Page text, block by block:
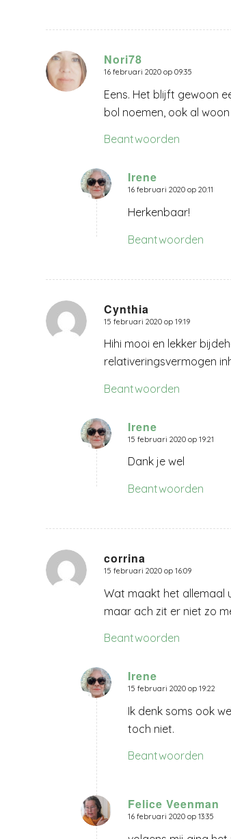
Nori78
zegt:
16 februari 2020 op 09:35
Eens. Het blijft gewoon
bol noemen, ook al
Beantwoorden
Irene
zegt:
16 februari 2020 op 20:11
Herkenbaar!
Beantwoorden
Cynthia
zegt:
15 februari 2020 op 19:19
Hihi mooi en lekker
relativeringsvermogen
Beantwoorden
Irene
zegt:
15 februari 2020 op 19:21
Dank je wel
Beantwoorden
corrina
zegt:
15 februari 2020 op 16:09
Wat maakt het allemaal
maar ach zit er niet zo
Beantwoorden
Irene
zegt:
15 februari 2020 op 19:22
Ik denk soms ook
toch niet.
Beantwoorden
Felice Veenman
zegt:
16 februari 2020 op 13:35